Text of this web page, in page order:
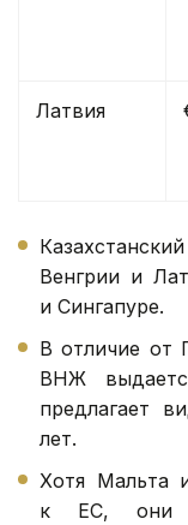
Латвия
Венгрии и
и Сингапуре.
В отличие от
ВНЖ
предлагает
лет.
Хотя Мальта
к ЕС, они